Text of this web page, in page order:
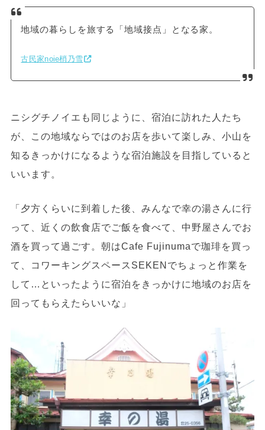
地域の暮らしを旅する「地域接点」となる家。
古民家noie梢乃雪
ニシグチノイエも同じように、宿泊に訪れた人たち
が、この地域ならではのお店を歩いて楽しみ、小山を
知るきっかけになるような宿泊施設を目指していると
いいます。
「夕方くらいに到着した後、みんなで幸の湯さんに行
って、近くの飲食店でご飯を食べて、中野屋さんでお
酒を買って過ごす。朝はCafe Fujinumaで珈琲を買っ
て、コワーキングスペースSEKENでちょっと作業を
して…といったように宿泊をきっかけに地域のお店を
回ってもらえたらいいな」